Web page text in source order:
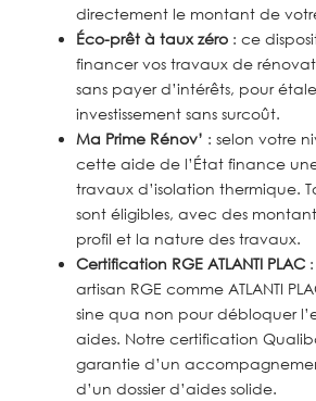
directement le montant de
Éco-prêt à taux zéro: ce
financer vos travaux de
sans payer d’intérêts, pour
investissement sans surcoût.
Ma Prime Rénov’ : selon votre
cette aide de l’État finance
travaux d’isolation thermique.
sont éligibles, avec des
profil et la nature des travaux.
Certification RGE ATLANTI PLAC:
artisan RGE comme ATLANTI
sine qua non pour débloquer
aides. Notre certification
garantie d’un
d’un dossier d’aides solide.